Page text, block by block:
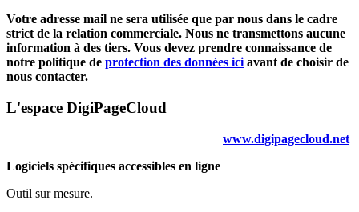
Votre adresse mail ne sera utilisée que par nous dans le cadre
strict de la relation commerciale. Nous ne transmettons aucune
information à des tiers. Vous devez prendre connaissance de
notre politique de protection des données iciavant de choisir de
nous contacter.
L'espace DigiPageCloud
www.digipagecloud.net
Logiciels spécifiques accessibles en ligne
Outil sur mesure.